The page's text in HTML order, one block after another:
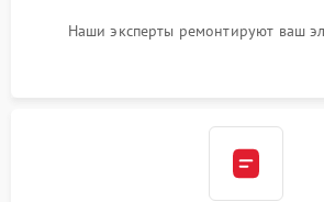
Наши эксперты ремонтируют ваш